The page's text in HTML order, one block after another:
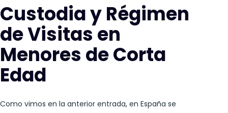
Custodia y Régimen
de Visitas en
Menores de Corta
Edad
Como vimos en la anterior entrada, en España se